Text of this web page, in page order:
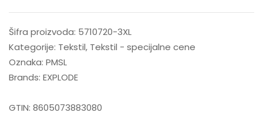
Šifra proizvoda: 5710720-3XL
Kategorije: Tekstil, Tekstil - specijalne cene
Oznaka: PMSL
Brands: EXPLODE
GTIN: 8605073883080